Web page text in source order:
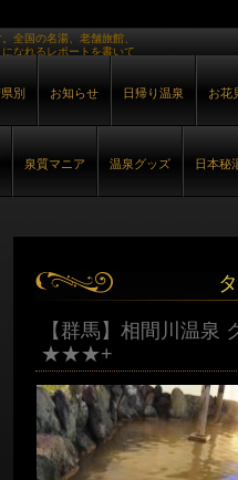
全国の名湯、老舗旅館、
なれるレポートを書いて
別 お知らせ 日帰り温泉 お花
泉質マニア 温泉グッズ 日本秘
【群馬】相間川温泉
★★★+